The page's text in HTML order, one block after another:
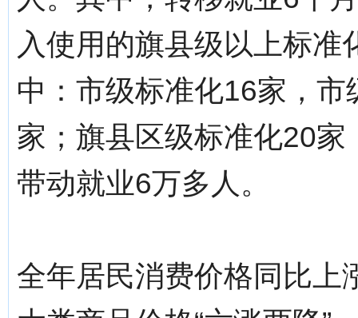
入使用的旗县级以上标
中：市级标准化16家，
家；旗县区级标准化20
带动就业6万多人。
全年居民消费价格同比